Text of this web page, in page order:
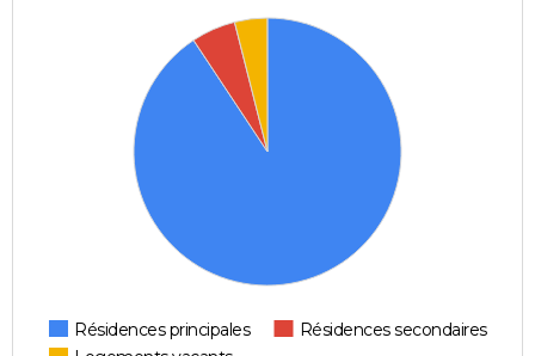
Résidences principales
Résidences secondaires